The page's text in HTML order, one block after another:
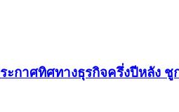
ระกาศทิศทางธุรกิจครึ่งปีหลัง